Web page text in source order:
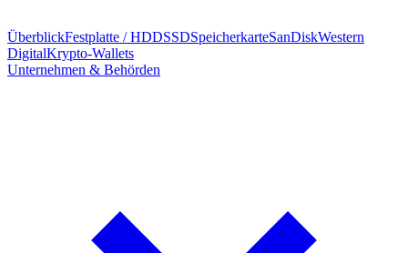
ÜberblickFestplatte / HDDSSDSpeicherkarteSanDiskWestern
DigitalKrypto-Wallets
Unternehmen & Behörden